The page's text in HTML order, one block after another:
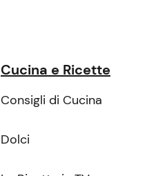
Cucina e Ricette
Consigli di Cucina
Dolci